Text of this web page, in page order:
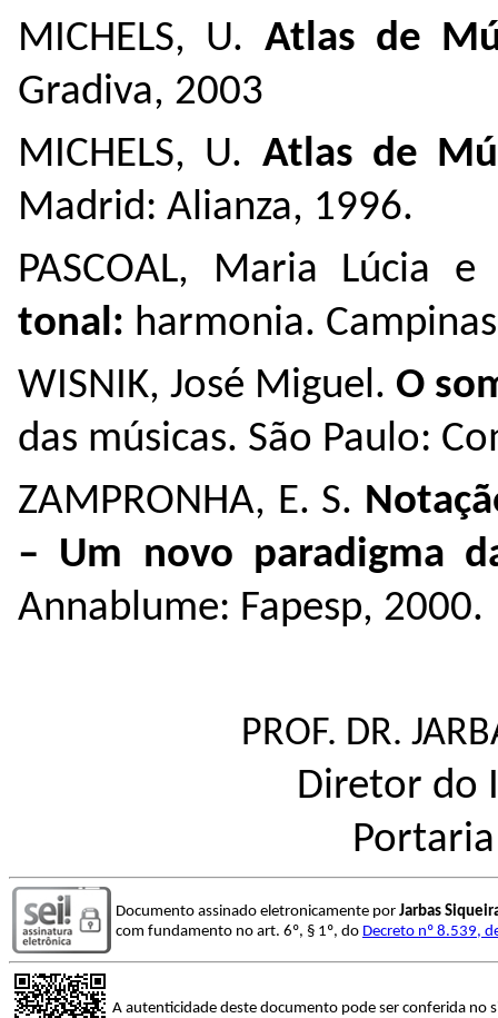
MICHELS, U. Atlas de
Gradiva, 2003
MICHELS, U. Atlas de
Madrid: Alianza, 1996.
PASCOAL, Maria Lúcia
tonal: harmonia.
WISNIK, José Miguel. O
das músicas. São Paulo:
ZAMPRONHA, E. S.
– Um novo paradigma
Annablume: Fapesp, 2000.
PROF. DR.
Diretor do
Documento assinado eletronicamente por Jarbas
com fundamento no art. 6º, § 1º, do Decreto nº 8.539,
A autenticidade deste documento pode ser conferida no